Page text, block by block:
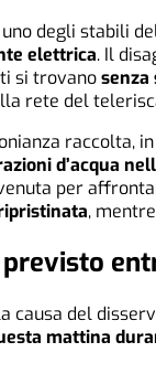
degli stabili
elettrica. Il
si trovanosenza
rete del
raccolta,
d’acqua
per
, mentre
causa del
mattina